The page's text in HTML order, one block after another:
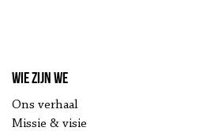
Wie zijn we
Ons verhaal
Missie & visie